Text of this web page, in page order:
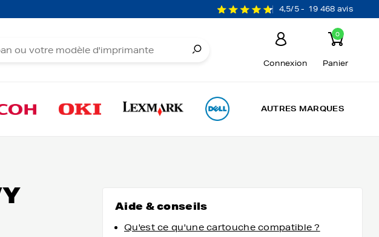
4,5/5 - 19 468 avis
Connexion
0
Panier
AUTRES MARQUES
Aide & conseils
Qu'est ce qu'une cartouche compatible ?